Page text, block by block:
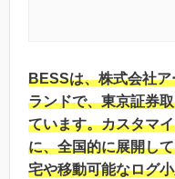
BESSは、株式会社
ランドで、東京証券
ています。カスタマ
に、全国的に展開し
宅や移動可能なログ